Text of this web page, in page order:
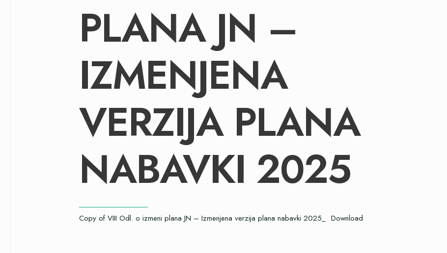
PLANA JN –
IZMENJENA
VERZIJA PLANA
NABAVKI 2025
Copy of VIII Odl. o izmeni plana JN – Izmenjena verzija plana nabavki 2025_ Download